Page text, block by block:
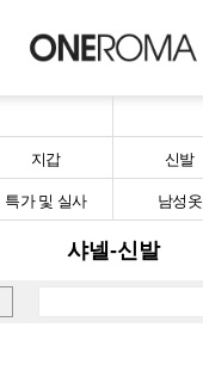
지갑 신발
특가 및 실사 남성옷
샤넬-신발